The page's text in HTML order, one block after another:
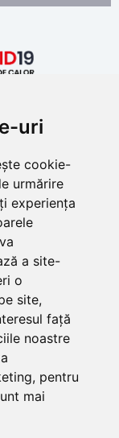
uri
cookie-
urmărire
experiența
a site-
o
site,
față
noastre
, pentru
mai